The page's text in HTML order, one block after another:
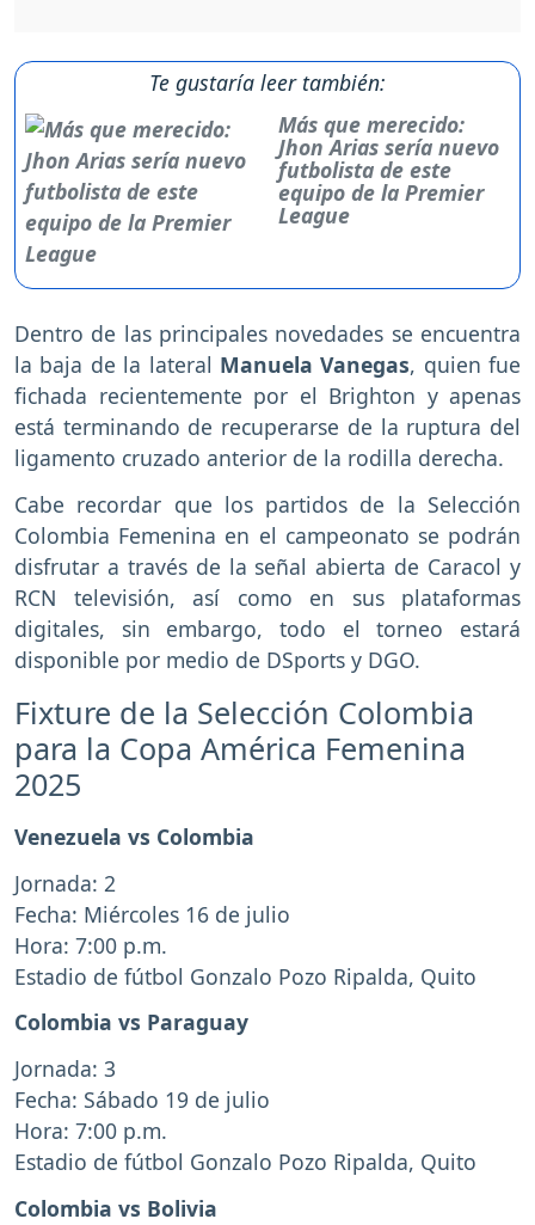
Te gustaría leer también:
Más que merecido:
Jhon Arias sería nuevo
futbolista de este
equipo de la Premier
League
Dentro de las principales novedades se encuentra
la baja de la lateral Manuela Vanegas, quien fue
fichada recientemente por el Brighton y apenas
está terminando de recuperarse de la ruptura del
ligamento cruzado anterior de la rodilla derecha.
Cabe recordar que los partidos de la Selección
Colombia Femenina en el campeonato se podrán
disfrutar a través de la señal abierta de Caracol y
RCN televisión, así como en sus plataformas
digitales, sin embargo, todo el torneo estará
disponible por medio de DSports y DGO.
Fixture de la Selección Colombia
para la Copa América Femenina
2025
Venezuela vs Colombia
Jornada: 2
Fecha: Miércoles 16 de julio
Hora: 7:00 p.m.
Estadio de fútbol Gonzalo Pozo Ripalda, Quito
Colombia vs Paraguay
Jornada: 3
Fecha: Sábado 19 de julio
Hora: 7:00 p.m.
Estadio de fútbol Gonzalo Pozo Ripalda, Quito
Colombia vs Bolivia